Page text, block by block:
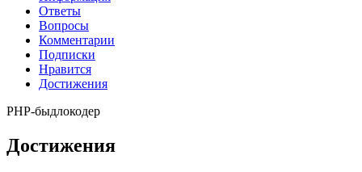
Ответы
Вопросы
Комментарии
Подписки
Нравится
Достижения
PHP-быдлокодер
Достижения